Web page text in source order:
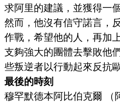
求阿里的建議，並獲得一
然而，他沒有信守諾言，
作戰，希望他的人，再加
支夠強大的團體去擊敗他
些叛逆者以行動起來反
最後的時刻
穆罕默德本阿比伯克爾 （